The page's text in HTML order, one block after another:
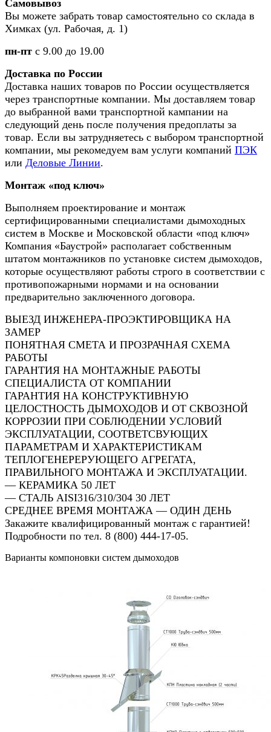
Самовывоз
Вы можете забрать товар самостоятельно со склада в
Химках (ул. Рабочая, д. 1)
пн-пт с 9.00 до 19.00
Доставка по России
Доставка наших товаров по России осуществляется
через транспортные компании. Мы доставляем товар
до выбранной вами транспортной кампании на
следующий день после получения предоплаты за
товар. Если вы затрудняетесь с выбором транспортной
компании, мы рекомедуем вам услуги компаний ПЭК
или Деловые Линии.
Монтаж «под ключ»
Выполняем проектирование и монтаж
сертифицированными специалистами дымоходных
систем в Москве и Московской области «под ключ»
Компания «Баустрой» располагает собственным
штатом монтажников по установке систем дымоходов,
которые осуществляют работы строго в соответствии с
противопожарными нормами и на основании
предварительно заключенного договора.
ВЫЕЗД ИНЖЕНЕРА-ПРОЭКТИРОВЩИКА НА
ЗАМЕР
ПОНЯТНАЯ СМЕТА И ПРОЗРАЧНАЯ СХЕМА
РАБОТЫ
ГАРАНТИЯ НА МОНТАЖНЫЕ РАБОТЫ
СПЕЦИАЛИСТА ОТ КОМПАНИИ
ГАРАНТИЯ НА КОНСТРУКТИВНУЮ
ЦЕЛОСТНОСТЬ ДЫМОХОДОВ И ОТ СКВОЗНОЙ
КОРРОЗИИ ПРИ СОБЛЮДЕНИИ УСЛОВИЙ
ЭКСПЛУАТАЦИИ, СООТВЕТСВУЮЩИХ
ПАРАМЕТРАМ И ХАРАКТЕРИСТИКАМ
ТЕПЛОГЕНЕРЕРУЮЩЕГО АГРЕГАТА,
ПРАВИЛЬНОГО МОНТАЖА И ЭКСПЛУАТАЦИИ.
— КЕРАМИКА 50 ЛЕТ
— СТАЛЬ AISI316/310/304 30 ЛЕТ
СРЕДНЕЕ ВРЕМЯ МОНТАЖА — ОДИН ДЕНЬ
Закажите квалифицированный монтаж с гарантией!
Подробности по тел. 8 (800) 444-17-05.
Варианты компоновки систем дымоходов